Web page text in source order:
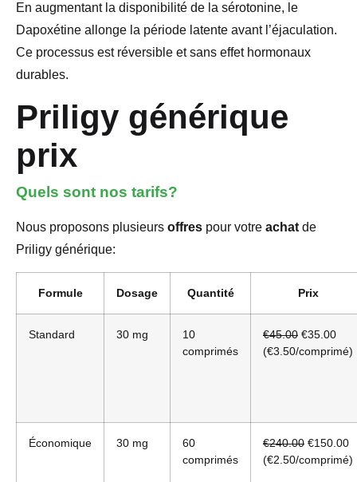
En augmentant la disponibilité de la sérotonine, le
Dapoxétine allonge la période latente avant l’éjaculation.
Ce processus est réversible et sans effet hormonaux
durables.
Priligy générique
prix
Quels sont nos tarifs?
Nous proposons plusieurs offres pour votre achat de
Priligy générique:
Formule Dosage Quantité Prix
Standard 30 mg
10
comprimés
€45.00 €35.00
(€3.50/comprimé)
Économique 30 mg
60
comprimés
€240.00 €150.00
(€2.50/comprimé)